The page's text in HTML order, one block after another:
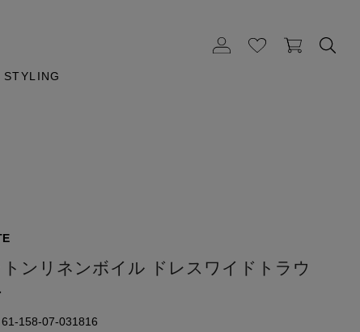
STYLING
トンリネンボイル ドレスワイドトラウ
158-07-031816